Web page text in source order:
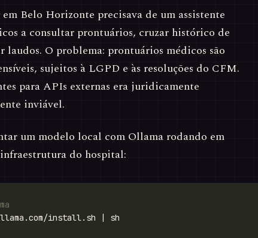
Belo Horizonte precisava de um assistente
a consultar prontuários, cruzar histórico de
laudos. O problema: prontuários médicos são
sujeitos à LGPD e às resoluções do CFM.
para APIs externas era juridicamente
inviável.
um modelo local com Ollama rodando em
do hospital: